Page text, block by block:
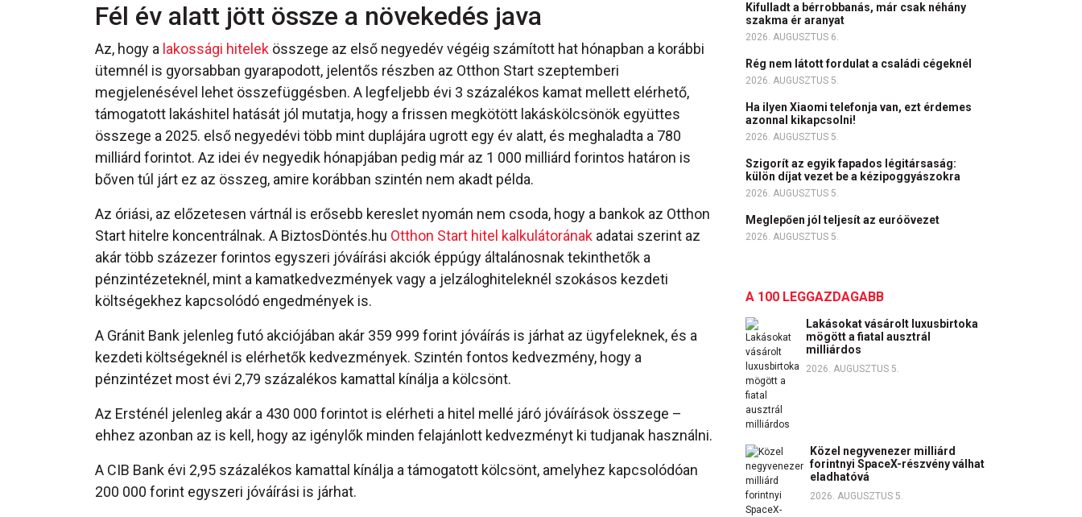
Fél év alatt jött össze a növekedés java
Az, hogy a lakossági hitelek összege az első negyedév végéig számított hat hónapban a korábbi
ütemnél is gyorsabban gyarapodott, jelentős részben az Otthon Start szeptemberi
megjelenésével lehet összefüggésben. A legfeljebb évi 3 százalékos kamat mellett elérhető,
támogatott lakáshitel hatását jól mutatja, hogy a frissen megkötött lakáskölcsönök együttes
összege a 2025. első negyedévi több mint duplájára ugrott egy év alatt, és meghaladta a 780
milliárd forintot. Az idei év negyedik hónapjában pedig már az 1 000 milliárd forintos határon is
bőven túl járt ez az összeg, amire korábban szintén nem akadt példa.
Az óriási, az előzetesen vártnál is erősebb kereslet nyomán nem csoda, hogy a bankok az Otthon
Start hitelre koncentrálnak. A BiztosDöntés.hu Otthon Start hitel kalkulátorának adatai szerint az
akár több százezer forintos egyszeri jóváírási akciók éppúgy általánosnak tekinthetők a
pénzintézeteknél, mint a kamatkedvezmények vagy a jelzáloghiteleknél szokásos kezdeti
költségekhez kapcsolódó engedmények is.
A Gránit Bank jelenleg futó akciójában akár 359 999 forint jóváírás is járhat az ügyfeleknek, és a
kezdeti költségeknél is elérhetők kedvezmények. Szintén fontos kedvezmény, hogy a
pénzintézet most évi 2,79 százalékos kamattal kínálja a kölcsönt.
Az Ersténél jelenleg akár a 430 000 forintot is elérheti a hitel mellé járó jóváírások összege –
ehhez azonban az is kell, hogy az igénylők minden felajánlott kedvezményt ki tudjanak használni.
A CIB Bank évi 2,95 százalékos kamattal kínálja a támogatott kölcsönt, amelyhez kapcsolódóan
200 000 forint egyszeri jóváírási is járhat.
Kifulladt a bérrobbanás, már csak néhány
szakma ér aranyat
2026. AUGUSZTUS 6.
Rég nem látott fordulat a családi cégeknél
2026. AUGUSZTUS 5.
Ha ilyen Xiaomi telefonja van, ezt érdemes
azonnal kikapcsolni!
2026. AUGUSZTUS 5.
Szigorít az egyik fapados légitársaság:
külön díjat vezet be a kézipoggyászokra
2026. AUGUSZTUS 5.
Meglepően jól teljesít az euróövezet
2026. AUGUSZTUS 5.
A 100 LEGGAZDAGABB
Lakásokat vásárolt luxusbirtoka
mögött a fiatal ausztrál
milliárdos
2026. AUGUSZTUS 5.
Közel negyvenezer milliárd
forintnyi SpaceX-részvény válhat
eladhatóvá
2026. AUGUSZTUS 5.